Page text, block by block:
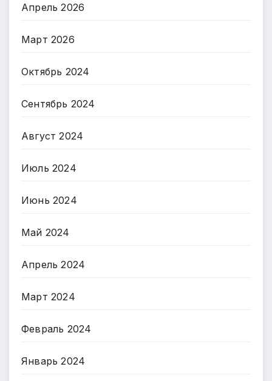
Апрель 2026
Март 2026
Октябрь 2024
Сентябрь 2024
Август 2024
Июль 2024
Июнь 2024
Май 2024
Апрель 2024
Март 2024
Февраль 2024
Январь 2024